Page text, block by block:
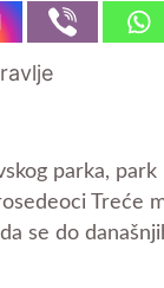
parka,
Treće
se do